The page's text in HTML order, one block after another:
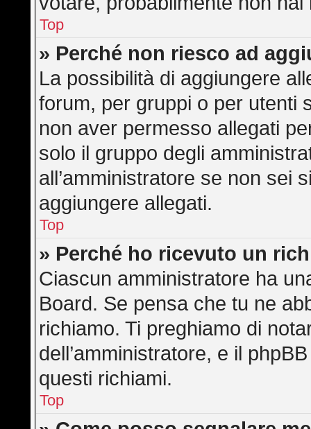
Top
» Perché non riesco ad
La possibilità di aggiungere
forum, per gruppi o per utenti
non aver permesso allegati
solo il gruppo degli
all’amministratore se non sei
aggiungere allegati.
Top
» Perché ho ricevuto un
Ciascun amministratore ha
Board. Se pensa che tu ne
richiamo. Ti preghiamo di
dell’amministratore, e il
questi richiami.
Top